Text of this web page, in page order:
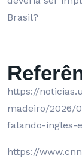
Brasil?
https://
madeiro/2026/
falando-ingles-
https://